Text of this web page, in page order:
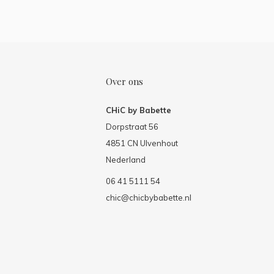
Over ons
CHiC by Babette
Dorpstraat 56
4851 CN Ulvenhout
Nederland
06 41 5111 54
chic@chicbybabette.nl